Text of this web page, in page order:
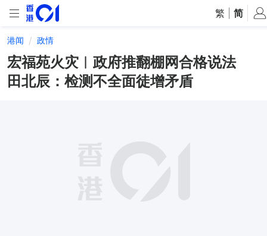
繁 简
港闻 政情
宏福苑火灾︱政府推翻棚网合格说法
田北辰：检测不全面徒增矛盾